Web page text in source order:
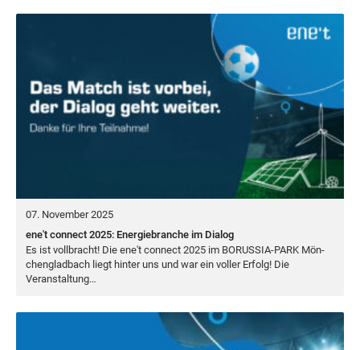
07. November 2025
ene't connect 2025: Energiebranche im Dialog
Es ist voll­bracht! Die ene't con­nect 2025 im BORUS­SIA-PARK Mön­
chen­glad­bach liegt hin­ter uns und war ein vol­ler Erfolg! Die
Veranstaltung…